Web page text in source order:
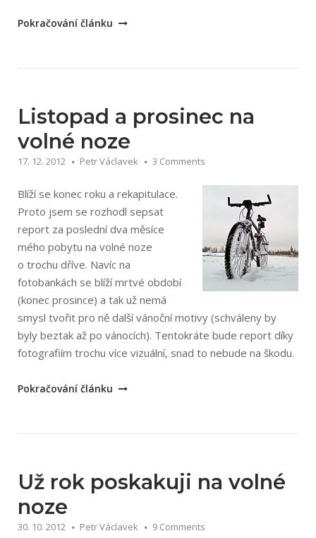
„Leden
volné
noze“
Pokračování článku
Listopad a prosinec na
volné noze
17. 12. 2012 Petr Václavek 3 Comments
Blíží se konec roku a rekapitulace.
Proto jsem se rozhodl sepsat
report za poslední dva měsíce
mého pobytu na volné noze
o trochu dříve. Navíc na
fotobankách se blíží mrtvé období
(konec prosince) a tak už nemá
smysl tvořit pro ně další vánoční motivy (schváleny by
byly beztak až po vánocích). Tentokráte bude report díky
fotografiím trochu více vizuální, snad to nebude na škodu.
„Listopad
noze“
Pokračování článku
Už rok poskakuji na volné
noze
30. 10. 2012 Petr Václavek 9 Comments